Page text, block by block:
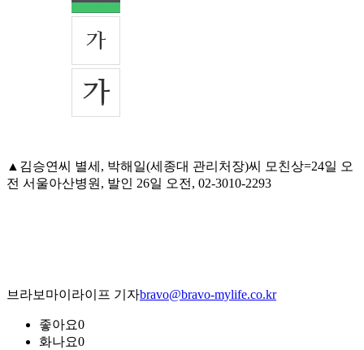
▲김승연씨 별세, 박해일(세종대 관리처장)씨 모친상=24일 오
전 서울아산병원, 발인 26일 오전, 02-3010-2293
브라보마이라이프 기자bravo@bravo-mylife.co.kr
좋아요0
화나요0